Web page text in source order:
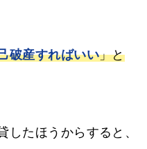
破産すればいい」と
したほうからすると、